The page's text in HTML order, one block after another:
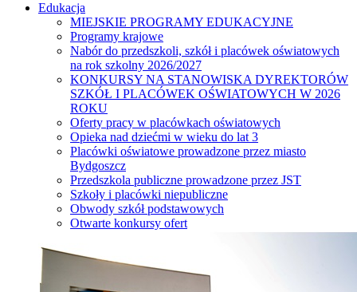
Edukacja
MIEJSKIE PROGRAMY EDUKACYJNE
Programy krajowe
Nabór do przedszkoli, szkół i placówek oświatowych
na rok szkolny 2026/2027
KONKURSY NA STANOWISKA DYREKTORÓW
SZKÓŁ I PLACÓWEK OŚWIATOWYCH W 2026
ROKU
Oferty pracy w placówkach oświatowych
Opieka nad dziećmi w wieku do lat 3
Placówki oświatowe prowadzone przez miasto
Bydgoszcz
Przedszkola publiczne prowadzone przez JST
Szkoły i placówki niepubliczne
Obwody szkół podstawowych
Otwarte konkursy ofert